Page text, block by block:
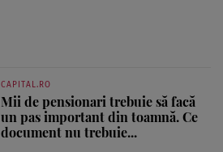
CAPITAL.RO
Mii de pensionari trebuie să facă
un pas important din toamnă. Ce
document nu trebuie...